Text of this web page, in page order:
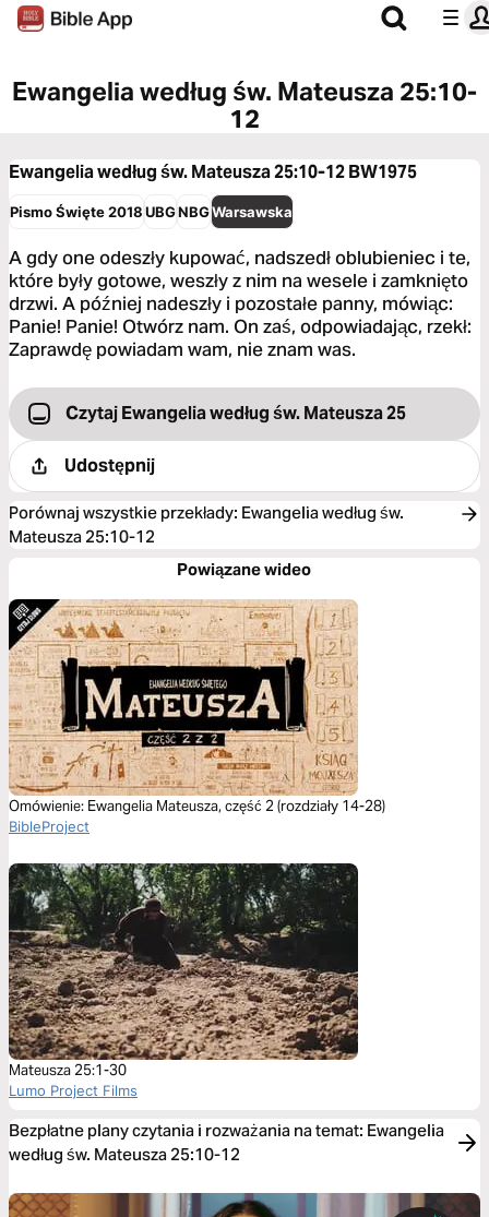
Ewangelia według św. Mateusza 25:10-
12
Ewangelia według św. Mateusza 25:10-12BW1975
Pismo Święte 2018UBGNBGWarsawska
A gdy one odeszły kupować, nadszedł oblubieniec i te,
które były gotowe, weszły z nim na wesele i zamknięto
drzwi. A później nadeszły i pozostałe panny, mówiąc:
Panie! Panie! Otwórz nam. On zaś, odpowiadając, rzekł:
Zaprawdę powiadam wam, nie znam was.
Czytaj Ewangelia według św. Mateusza 25
Udostępnij
Porównaj wszystkie przekłady: Ewangelia według św.
Mateusza 25:10-12
Powiązane wideo
Omówienie: Ewangelia Mateusza, część 2 (rozdziały 14-28)
BibleProject
Mateusza 25:1-30
Lumo Project Films
Bezpłatne plany czytania i rozważania na temat: Ewangelia
według św. Mateusza 25:10-12